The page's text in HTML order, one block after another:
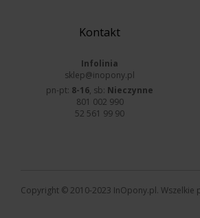
Kontakt
Infolinia
sklep@inopony.pl
pn-pt: 8-16, sb: Nieczynne
801 002 990
52 561 99 90
Copyright © 2010-2023 InOpony.pl. Wszelkie